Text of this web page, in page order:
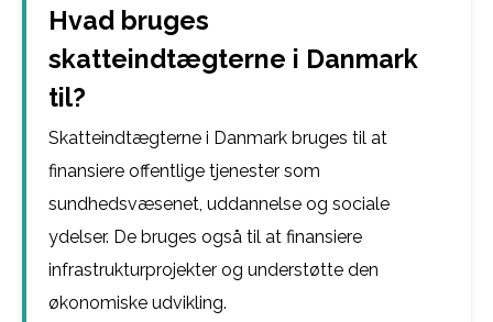
Hvad bruges
skatteindtægterne i Danmark
til?
Skatteindtægterne i Danmark bruges til at
finansiere offentlige tjenester som
sundhedsvæsenet, uddannelse og sociale
ydelser. De bruges også til at finansiere
infrastrukturprojekter og understøtte den
økonomiske udvikling.